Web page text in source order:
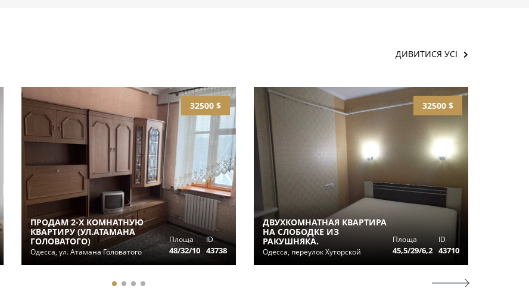
ДИВИТИСЯ УСІ
32500 $
ПРОДАМ 2-Х КОМНАТНУЮ
КВАРТИРУ (УЛ.АТАМАНА
ГОЛОВАТОГО)
Одесса, ул. Атамана Головатого
Площа
48/32/10
ID
43738
32500 $
ДВУХКОМНАТНАЯ КВАРТИРА
НА СЛОБОДКЕ ИЗ
РАКУШНЯКА.
Одесса, переулок Хуторской
Площа
45,5/29/6,2
ID
43710